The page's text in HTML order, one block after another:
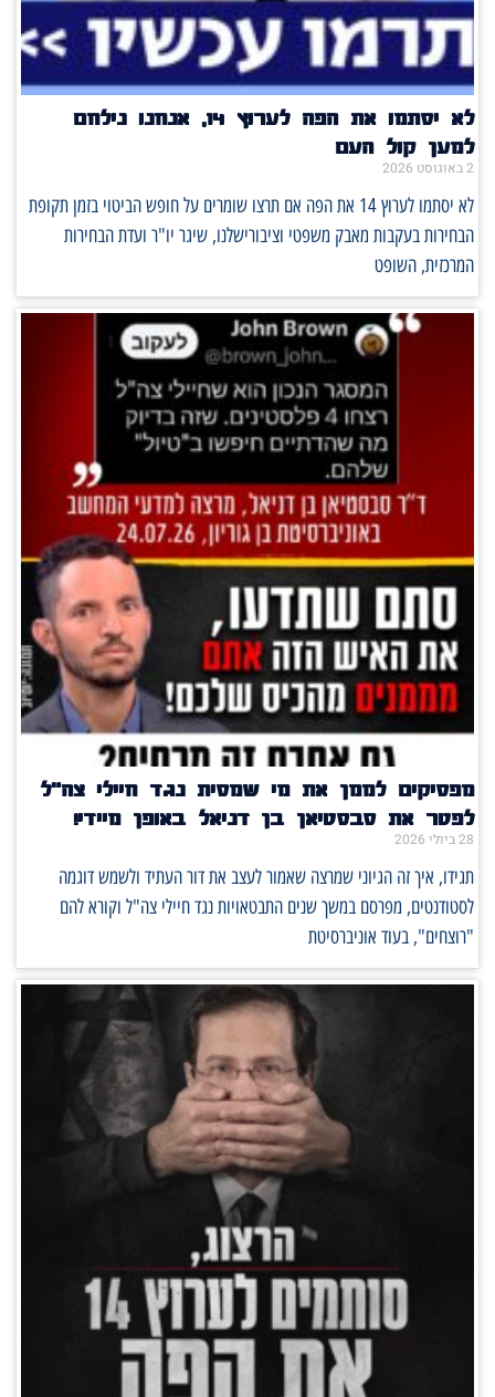
לא יסתמו את הפה לערוץ 14, אנחנו נילחם
למען קול העם
2 באוגוסט 2026
לא יסתמו לערוץ 14 את הפה אם תרצו שומרים על חופש הביטוי בזמן תקופת
הבחירות בעקבות מאבק משפטי וציבורישלנו, שיגר יו"ר ועדת הבחירות
המרכזית, השופט
מפסיקים לממן את מי שמסית נגד חיילי צה"ל
לפטר את סבסטיאן בן דניאל באופן מיידי!
28 ביולי 2026
תגידו, איך זה הגיוני שמרצה שאמור לעצב את דור העתיד ולשמש דוגמה
לסטודנטים, מפרסם במשך שנים התבטאויות נגד חיילי צה"ל וקורא להם
"רוצחים", בעוד אוניברסיטת